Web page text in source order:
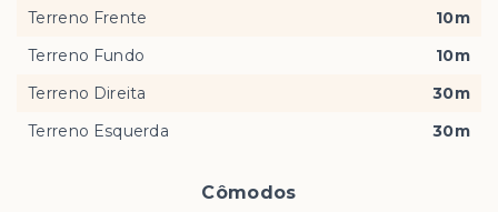
Cômodos
Terreno Frente
10m
Terreno Fundo
10m
Terreno Direita
30m
Terreno Esquerda
30m